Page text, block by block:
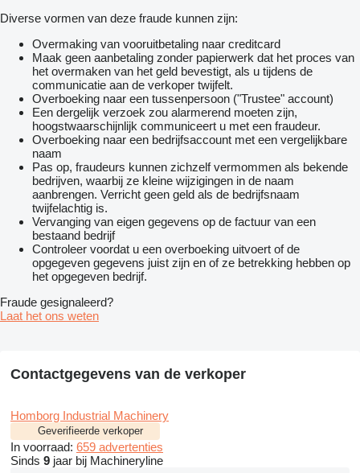
Diverse vormen van deze fraude kunnen zijn:
Overmaking van vooruitbetaling naar creditcard
Maak geen aanbetaling zonder papierwerk dat het proces van
het overmaken van het geld bevestigt, als u tijdens de
communicatie aan de verkoper twijfelt.
Overboeking naar een tussenpersoon ("Trustee" account)
Een dergelijk verzoek zou alarmerend moeten zijn,
hoogstwaarschijnlijk communiceert u met een fraudeur.
Overboeking naar een bedrijfsaccount met een vergelijkbare
naam
Pas op, fraudeurs kunnen zichzelf vermommen als bekende
bedrijven, waarbij ze kleine wijzigingen in de naam
aanbrengen. Verricht geen geld als de bedrijfsnaam
twijfelachtig is.
Vervanging van eigen gegevens op de factuur van een
bestaand bedrijf
Controleer voordat u een overboeking uitvoert of de
opgegeven gegevens juist zijn en of ze betrekking hebben op
het opgegeven bedrijf.
Fraude gesignaleerd?
Laat het ons weten
Contactgegevens van de verkoper
Homborg Industrial Machinery
Geverifieerde verkoper
In voorraad: 659 advertenties
Sinds 9 jaar bij Machineryline